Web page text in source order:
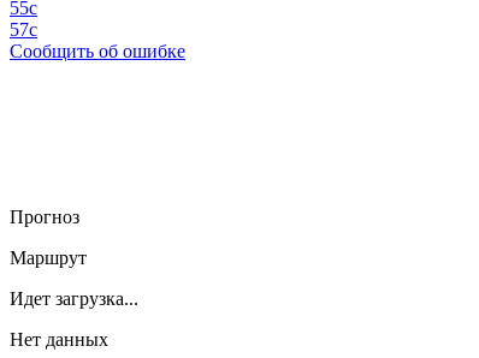
55с
57с
Сообщить об ошибке
Прогноз
Маршрут
Идет загрузка...
Нет данных